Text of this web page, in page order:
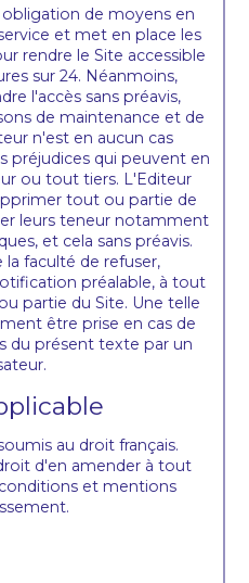
de moyens en
et met en place les
rendre le Site accessible
sur 24. Néanmoins,
l'accès sans préavis,
de maintenance et de
n'est en aucun cas
préjudices qui peuvent en
ou tout tiers. L'Editeur
tout ou partie de
leurs teneur notamment
et cela sans préavis.
la faculté de refuser,
préalable, à tout
partie du Site. Une telle
être prise en cas de
du présent texte par un
au droit français.
d'en amender à tout
et mentions